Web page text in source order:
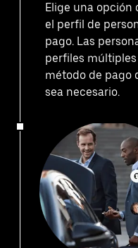
Elige una opción
el perfil de
pago. Las
perfiles
método de pago
sea necesario.